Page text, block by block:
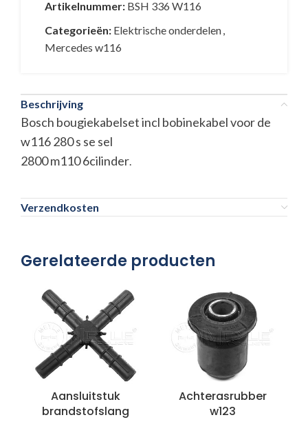
Artikelnummer: BSH 336 W116
Categorieën: Elektrische onderdelen,
Mercedes w116
Beschrijving
Bosch bougiekabelset incl bobinekabel voor de
w116 280 s se sel
2800 m110 6cilinder.
Verzendkosten
Gerelateerde producten
Aansluitstuk
brandstofslang
Achterasrubber
w123